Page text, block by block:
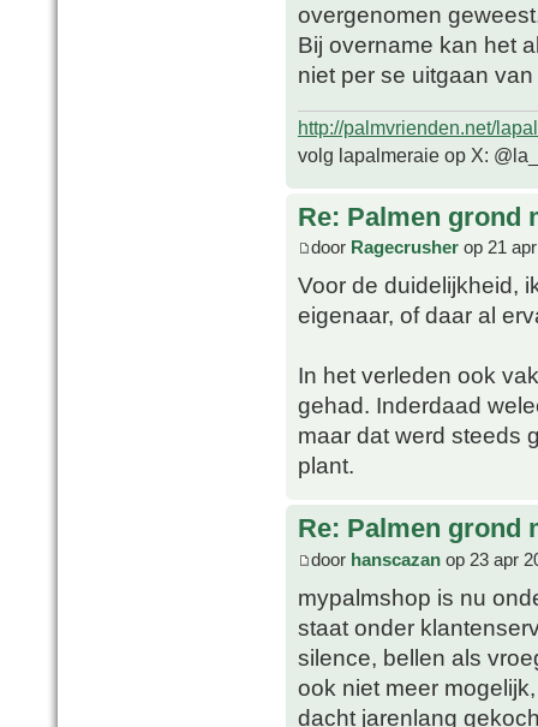
overgenomen
Bij overname kan het
niet per se uitgaan
http://palmvrienden.net/
volg lapalmeraie op X:
Re: Palmen grond
door Ragecrusher op 21
Voor de duidelijkheid,
eigenaar, of daar al
In het verleden ook
gehad. Inderdaad
maar dat werd steeds
plant.
Re: Palmen grond
door hanscazan op 23 apr
mypalmshop is nu
staat onder
silence, bellen als
ook niet meer
dacht jarenlang